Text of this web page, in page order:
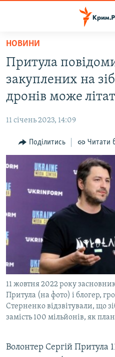
Перейти
основного
матеріалу
Перейти
до
основної
Перейти
до
пошуку
ВОДА.КРИМ
ВІДЕО ТА ФОТО
БЛОГИ
ПОГЛЯД
ІНТЕРВ'Ю
ВСЕ ЗА ДЕНЬ
СПЕЦПРОЕКТИ
ДЕПОРТАЦІЯ
ВІДЕОУРОКИ «ELIFBE»
СВІДЧЕННЯ ОКУПАЦІЇ
УКРАЇНСЬКА ПРОБЛЕМА КРИМУ
ІНФОГРАФІКА
ЯК ОБІЙТИ БЛОКУВАННЯ
Русский
Qırımtatar
ДОЛУЧАЙСЯ!
НОВИНИ
Притула
закуплених на
дронів може
11 січень 2023, 14:09
Поділитись Читати
11 жовтня 2022 року
Притула (на фото) і блогер,
Стерненко відзвітували, що
замість 100 мільйонів, як
Волонтер Сергій Притула